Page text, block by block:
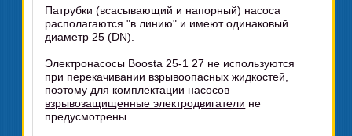
Патрубки (всасывающий и напорный) насоса
располагаются "в линию" и имеют одинаковый
диаметр 25 (DN).
Электронасосы Boosta 25-1 27 не используются
при перекачивании взрывоопасных жидкостей,
поэтому для комплектации насосов
взрывозащищенные электродвигатели не
предусмотрены.